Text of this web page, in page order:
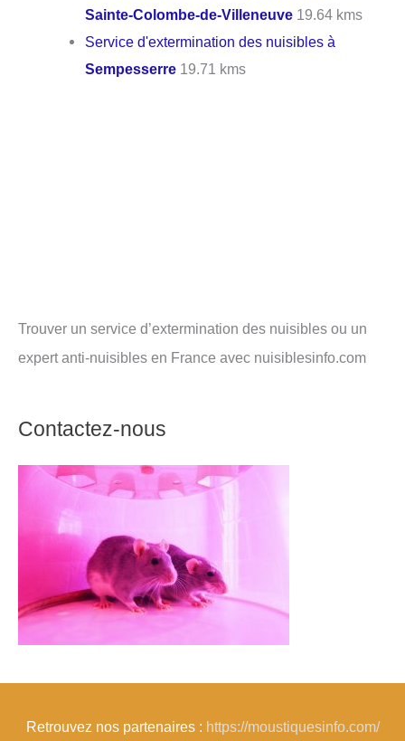
Sainte-Colombe-de-Villeneuve 19.64 kms
Service d'extermination des nuisibles à
Sempesserre 19.71 kms
Trouver un service d’extermination des nuisibles ou un
expert anti-nuisibles en France avec nuisiblesinfo.com
Contactez-nous
Retrouvez nos partenaires : https://moustiquesinfo.com/